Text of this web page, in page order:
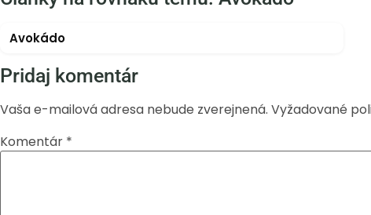
Avokádo
Pridaj komentár
Vaša e-mailová adresa nebude zverejnená. Vyžadované
Komentár *